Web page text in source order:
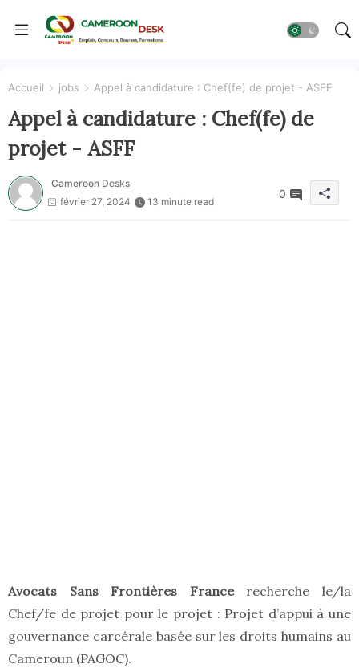
Accueil jobs Appel à candidature : Chef(fe) de projet - ASFF
Appel à candidature : Chef(fe) de
projet - ASFF
Cameroon Desks
février 27, 2024
13 minute read
0
Avocats Sans Frontières Francerecherche le/la
Chef/fe de projet pour le projet : Projet d’appui à une
gouvernance carcérale basée sur les droits humains au
Cameroun (PAGOC).